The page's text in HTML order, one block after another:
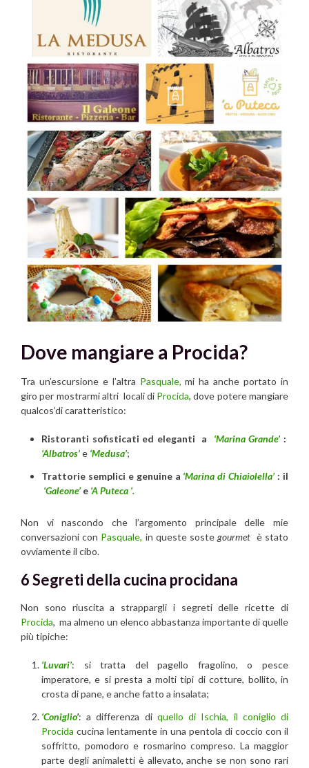
Dove mangiare a Procida?
Tra un’escursione e l’altra Pasquale, mi ha anche portato in
giro per mostrarmi altri locali di Procida, dove potere mangiare
qualcos’di caratteristico:
Ristoranti sofisticati ed eleganti a ‘Marina Grande’ :
‘Albatros’e ‘Medusa’;
Trattorie semplici e genuine a ‘Marina di Chiaiolella’ : il
‘Galeone’ e ‘A Puteca ‘.
Non vi nascondo che l’argomento principale delle mie
conversazioni con Pasquale, in queste sostegourmet è stato
ovviamente il cibo.
6 Segreti della cucina procidana
Non sono riuscita a strappargli i segreti delle ricette di
Procida, ma almeno un elenco abbastanza importante di quelle
più tipiche:
‘Luvari’: si tratta del pagello fragolino, o pesce
imperatore, e si presta a molti tipi di cotture, bollito, in
crosta di pane, e anche fatto a insalata;
‘Coniglio’: a differenza diquello di Ischia, il coniglio di
Procida cucina lentamente in una pentola di coccio con il
soffritto, pomodoro e rosmarino compreso. La maggior
parte degli animaletti è allevato, anche se non sono rari